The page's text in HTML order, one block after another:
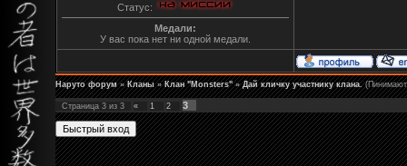
Статус:
Медали:
У вас пока нет ни одной медали.
Наруто форум » Кланы » Клан "Monsters" » Дай кличку участнику клана. (Пинимают
Страница 3 из 3 « 1 2 3